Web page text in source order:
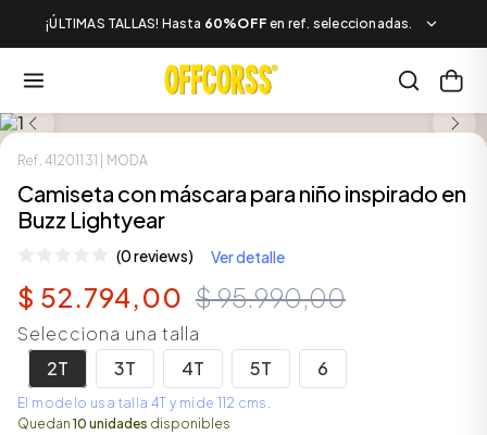
¡ÚLTIMAS TALLAS! Hasta 60%OFF en ref. seleccionadas.
LOOK COMPLETO
Ref.41201131 | MODA
Camiseta con máscara para niño inspirado en
Buzz Lightyear
(0 reviews) Ver detalle
$ 52.794,00 $95.990,00
Selecciona una talla
2T
3T 4T 5T 6
El modelo usa talla 4T y mide 112 cms.
Quedan 10 unidades disponibles